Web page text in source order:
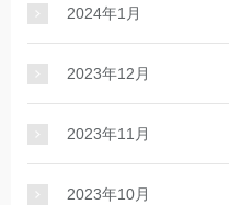
2024年1月
2023年12月
2023年11月
2023年10月